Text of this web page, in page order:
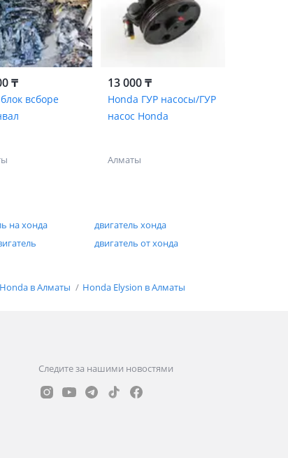
₸
всборе
13 000 ₸
Honda ГУР насосы/ГУР
насос Honda
Алматы
на хонда
двигатель хонда
двигатель от хонда
Honda в Алматы Honda Elysion в Алматы
Следите за нашими новостями